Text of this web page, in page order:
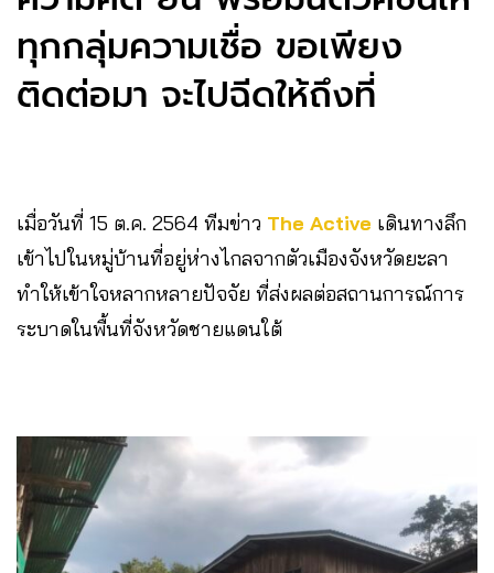
ทุกกลุ่มความเชื่อ ขอเพียง
ติดต่อมา จะไปฉีดให้ถึงที่
เมื่อวันที่ 15 ต.ค. 2564 ทีมข่าว The Active เดินทางลึก
เข้าไปในหมู่บ้านที่อยู่ห่างไกลจากตัวเมืองจังหวัดยะลา
ทำให้เข้าใจหลากหลายปัจจัย ที่ส่งผลต่อสถานการณ์การ
ระบาดในพื้นที่จังหวัดชายแดนใต้